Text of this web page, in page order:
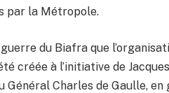
par la Métropole.
guerre du Biafra que
créée à l’initiative de
Général Charles de Gaulle,